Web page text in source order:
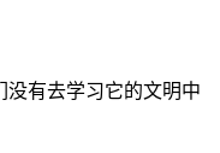
没有去学习它的文明中